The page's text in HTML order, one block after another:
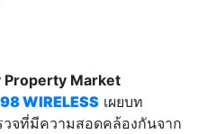
Property Market
98 WIRELESS เผยบท
วจที่มีความสอดคล้องกันจาก